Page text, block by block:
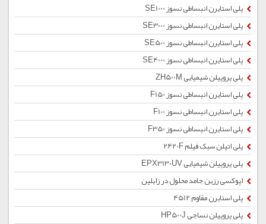
پلی استایرن انبساطی نسوز SE1000
پلی استایرن انبساطی نسوز SE3000
پلی استایرن انبساطی نسوز SE500
پلی استایرن انبساطی نسوز SE4000
پلی پروپیلن شیمیایی ZH500M
پلی استایرن انبساطی نسوز F150
پلی استایرن انبساطی نسوز F100
پلی استایرن انبساطی نسوز F350
پلی اتیلن سبک فیلم 2420F
پلی پروپیلن شیمیایی EPX3130UV
اپوکسی رزین جامد محلول در زایلین
پلی استایرن مقاوم 4512
پلی پروپیلن نساجی HP500J